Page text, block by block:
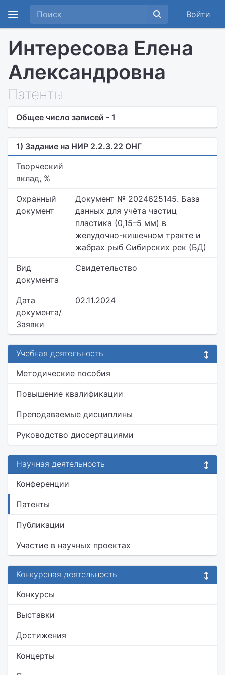
Войти
Интересова Елена
Александровна
Патенты
Общее число записей - 1
1) Задание на НИР 2.2.3.22 ОНГ
Творческий
вклад, %
Охранный
документ
Документ № 2024625145. База
данных для учёта частиц
пластика (0,15–5 мм) в
желудочно-кишечном тракте и
жабрах рыб Сибирских рек (БД)
Вид
документа
Свидетельство
Дата
документа/
Заявки
02.11.2024
Учебная деятельность
Методические пособия
Повышение квалификации
Преподаваемые дисциплины
Руководство диссертациями
Научная деятельность
Конференции
Патенты
Публикации
Участие в научных проектах
Конкурсная деятельность
Конкурсы
Выставки
Достижения
Концерты